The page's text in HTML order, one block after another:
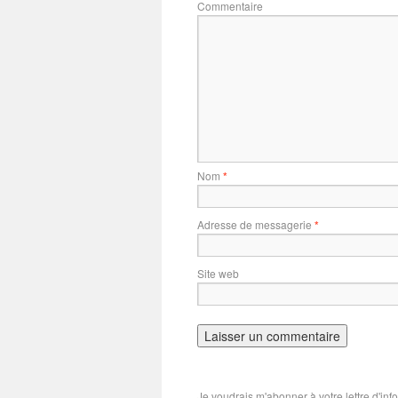
Commentaire
Nom *
Adresse de messagerie *
Site web